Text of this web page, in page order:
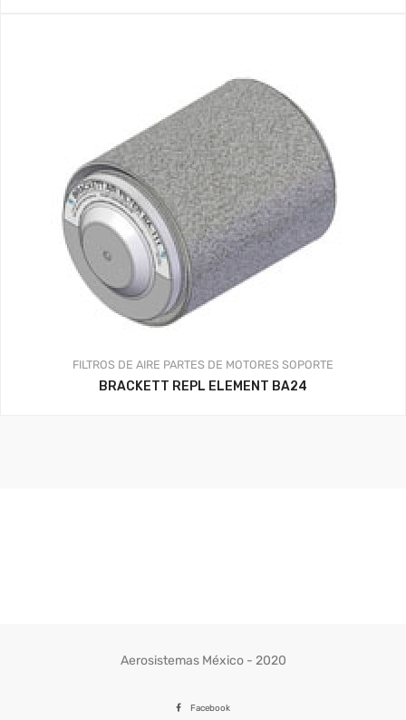
FILTROS DE AIRE PARTES DE MOTORES SOPORTE
BRACKETT REPL ELEMENT BA24
Aerosistemas México - 2020
Facebook